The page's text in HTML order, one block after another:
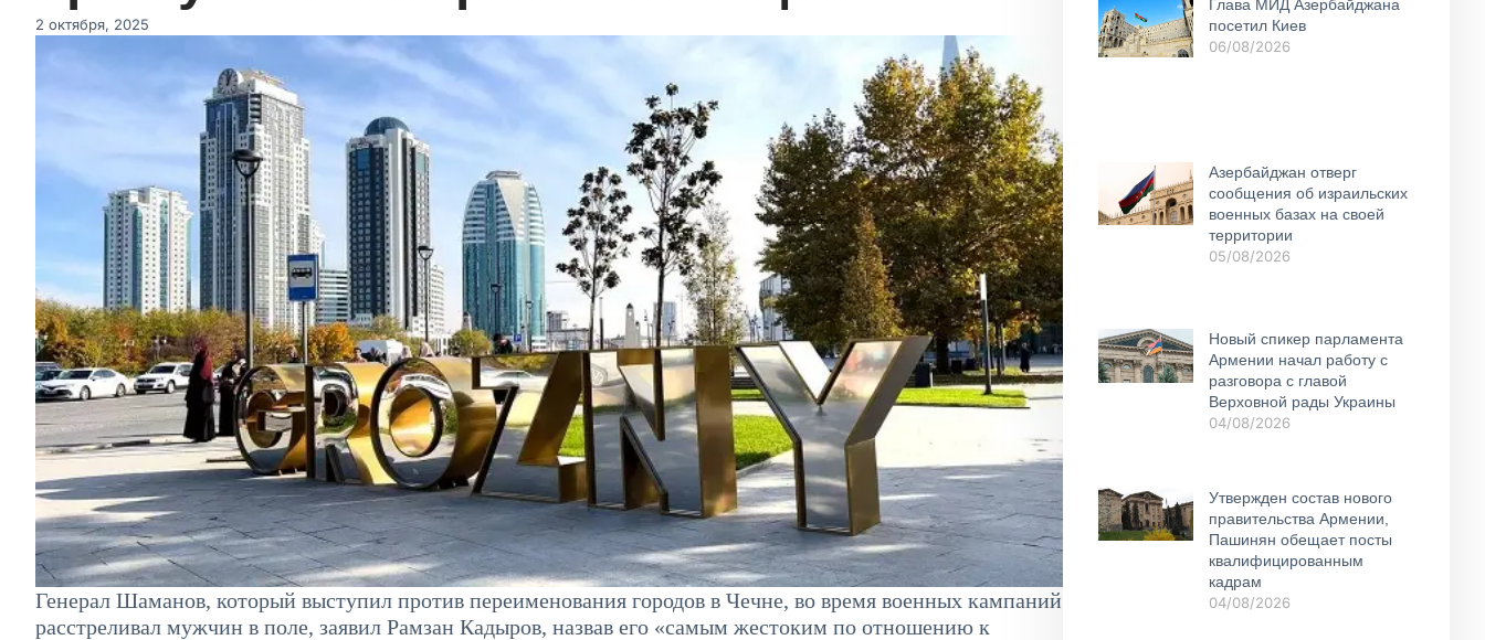
2 октября, 2025
Генерал Шаманов, который выступил против переименования городов в Чечне, во время военных кампаний
расстреливал мужчин в поле, заявил Рамзан Кадыров, назвав его «самым жестоким по отношению к
Глава МИД Азербайджана
посетил Киев
06/08/2026
Азербайджан отверг
сообщения об израильских
военных базах на своей
территории
05/08/2026
Новый спикер парламента
Армении начал работу с
разговора с главой
Верховной рады Украины
04/08/2026
Утвержден состав нового
правительства Армении,
Пашинян обещает посты
квалифицированным
кадрам
04/08/2026